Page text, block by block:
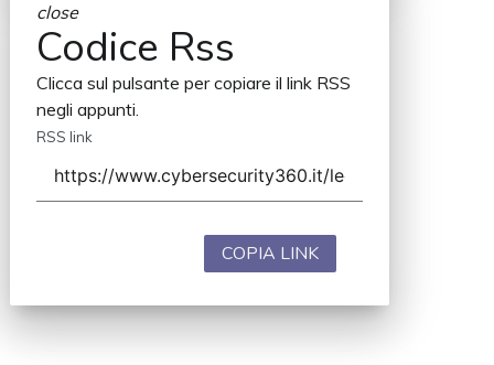
close
Codice Rss
Clicca sul pulsante per copiare il link RSS
negli appunti.
RSS link
COPIA LINK